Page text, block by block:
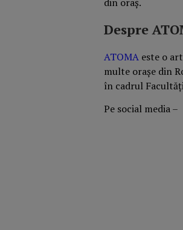
Despre
ATOMA este o
multe orașe din
în cadrul
Pe social media –